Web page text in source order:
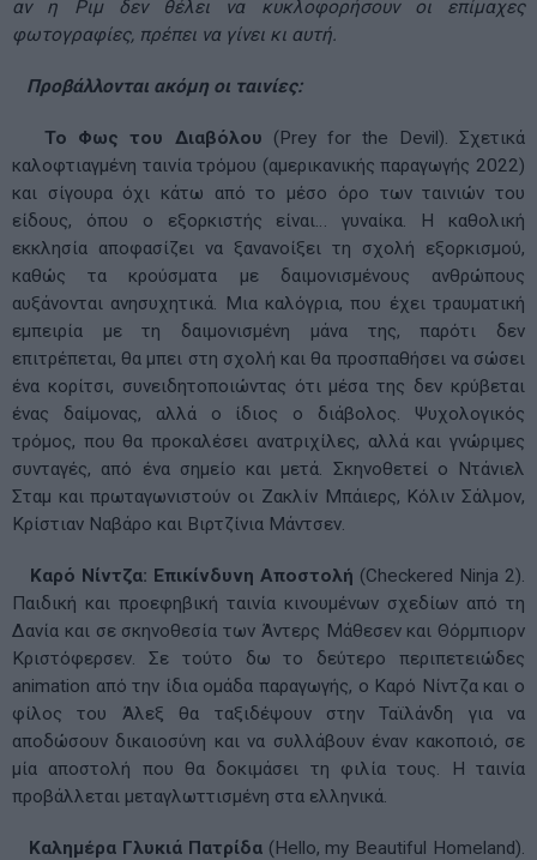
αν η Ριμ δεν θέλει να κυκλοφορήσουν οι επίμαχες
φωτογραφίες, πρέπει να γίνει κι αυτή.
Προβάλλονται ακόμη οι ταινίες:
Το Φως του Διαβόλου (Prey for the Devil). Σχετικά
καλοφτιαγμένη ταινία τρόμου (αμερικανικής παραγωγής 2022)
και σίγουρα όχι κάτω από το μέσο όρο των ταινιών του
είδους, όπου ο εξορκιστής είναι… γυναίκα. Η καθολική
εκκλησία αποφασίζει να ξανανοίξει τη σχολή εξορκισμού,
καθώς τα κρούσματα με δαιμονισμένους ανθρώπους
αυξάνονται ανησυχητικά. Μια καλόγρια, που έχει τραυματική
εμπειρία με τη δαιμονισμένη μάνα της, παρότι δεν
επιτρέπεται, θα μπει στη σχολή και θα προσπαθήσει να σώσει
ένα κορίτσι, συνειδητοποιώντας ότι μέσα της δεν κρύβεται
ένας δαίμονας, αλλά ο ίδιος ο διάβολος. Ψυχολογικός
τρόμος, που θα προκαλέσει ανατριχίλες, αλλά και γνώριμες
συνταγές, από ένα σημείο και μετά. Σκηνοθετεί ο Ντάνιελ
Σταμ και πρωταγωνιστούν οι Ζακλίν Μπάιερς, Κόλιν Σάλμον,
Κρίστιαν Ναβάρο και Βιρτζίνια Μάντσεν.
Καρό Νίντζα: Επικίνδυνη Αποστολή (Checkered Ninja 2).
Παιδική και προεφηβική ταινία κινουμένων σχεδίων από τη
Δανία και σε σκηνοθεσία των Άντερς Μάθεσεν και Θόρμπιορν
Κριστόφερσεν. Σε τούτο δω το δεύτερο περιπετειώδες
animation από την ίδια ομάδα παραγωγής, ο Καρό Νίντζα και ο
φίλος του Άλεξ θα ταξιδέψουν στην Ταϊλάνδη για να
αποδώσουν δικαιοσύνη και να συλλάβουν έναν κακοποιό, σε
μία αποστολή που θα δοκιμάσει τη φιλία τους. Η ταινία
προβάλλεται μεταγλωττισμένη στα ελληνικά.
Καλημέρα Γλυκιά Πατρίδα (Hello, my Beautiful Homeland).